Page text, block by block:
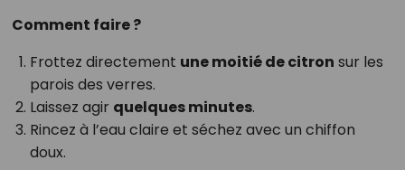
Comment faire ?
Frottez directement une moitié de citron sur les
parois des verres.
Laissez agir quelques minutes.
Rincez à l’eau claire et séchez avec un chiffon
doux.